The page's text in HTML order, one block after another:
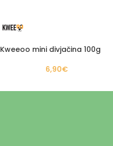
Kweeoo mini divjačina 100g
6,90€